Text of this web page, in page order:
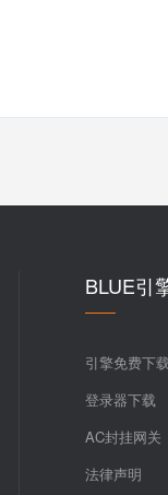
BLUE引
引擎免费下
登录器下载
AC封挂网关
法律声明